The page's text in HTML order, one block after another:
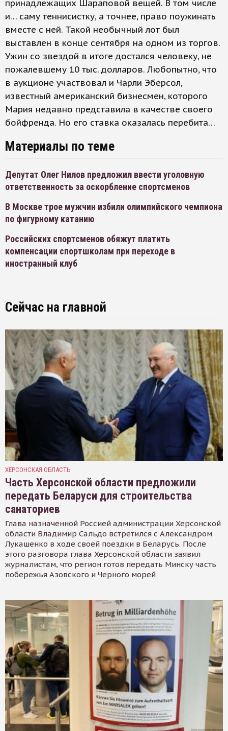
принадлежащих Шараповой вещей. В том числе
и… саму теннисистку, а точнее, право поужинать
вместе с ней. Такой необычный лот был
выставлен в конце сентября на одном из торгов.
Ужин со звездой в итоге достался человеку, не
пожалевшему 10 тыс. долларов. Любопытно, что
в аукционе участвовал и Чарли Эберсол,
известный американский бизнесмен, которого
Мария недавно представила в качестве своего
бойфренда. Но его ставка оказалась перебита…
Материалы по теме
Депутат Олег Нилов предложил ввести уголовную
ответственность за оскорбление спортсменов
В Москве трое мужчин избили олимпийского чемпиона
по фигурному катанию
Российских спортсменов обяжут платить
компенсации спортшколам при переходе в
иностранный клуб
Сейчас на главной
ХЕРСОНСКАЯ ОБЛАСТЬ
Часть Херсонской области предложили
передать Беларуси для строительства
санаториев
Глава назначенной Россией администрации Херсонской
области Владимир Сальдо встретился с Александром
Лукашенко в ходе своей поездки в Беларусь. После
этого разговора глава Херсонской области заявил
журналистам, что регион готов передать Минску часть
побережья Азовского и Черного морей